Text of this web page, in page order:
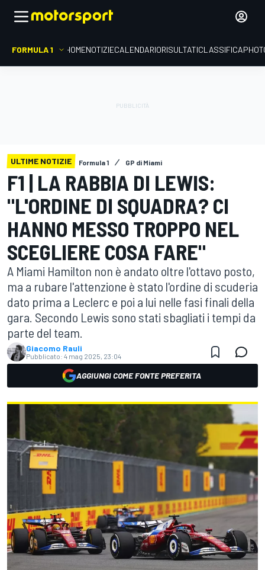
FORMULA 1 HOMENOTIZIECALENDARIORISULTATICLASSIFICA
ULTIME NOTIZIE Formula 1 GP di Miami
F1 | LA RABBIA DI LEWIS:
"L'ORDINE DI SQUADRA? CI
HANNO MESSO TROPPO NEL
SCEGLIERE COSA FARE"
A Miami Hamilton non è andato oltre l'ottavo posto,
ma a rubare l'attenzione è stato l'ordine di scuderia
dato prima a Leclerc e poi a lui nelle fasi finali della
gara. Secondo Lewis sono stati sbagliati i tempi da
parte del team.
Giacomo Rauli
Pubblicato: 4 mag 2025, 23:04
AGGIUNGI COME FONTE PREFERITA